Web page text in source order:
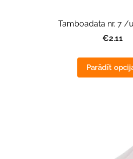
Tamboadata nr. 7 /
€2.11
Parādīt